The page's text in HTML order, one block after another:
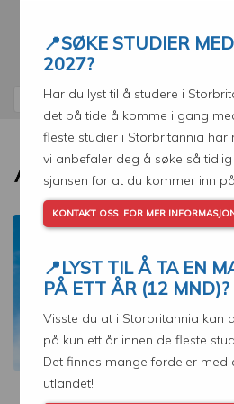
STUDIER I
SABER MÁS
📍SØKE STUDIER
2027?
Har du lyst til å studere i
det på tide å komme i gang
fleste studier i Storbritannia har
vi anbefaler deg å søke så
sjansen for at du kommer inn
KONTAKT OSS FOR MER
📍LYST TIL Å TA EN
PÅ ETT ÅR (12 MND)?
Visste du at i Storbritannia kan
på kun ett år innen de fleste
Det finnes mange fordeler med
utlandet!